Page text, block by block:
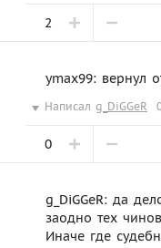
2
ymax99: вернул
Написал g_DiGGeR
0
g_DiGGeR: да
заодно тех
Иначе где